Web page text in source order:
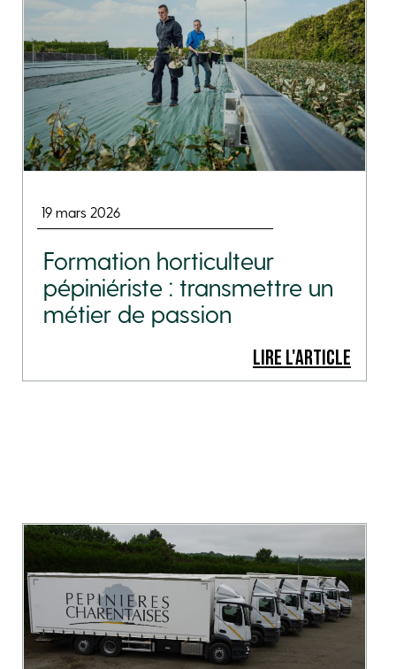
19 mars 2026
Formation horticulteur
pépiniériste : transmettre un
métier de passion
LIRE L'ARTICLE